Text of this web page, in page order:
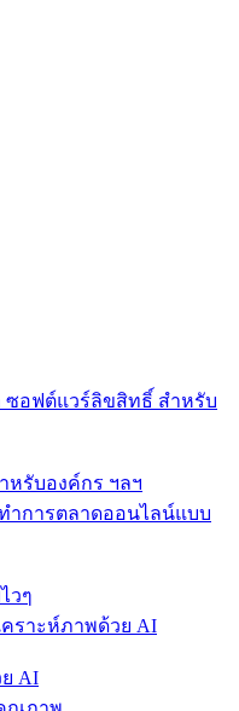
หรับองค์กร ฯลฯ
วๆ
AI